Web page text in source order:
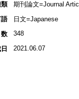
期刊論文=Journal
日文=Japanese
数
348
2021.06.07